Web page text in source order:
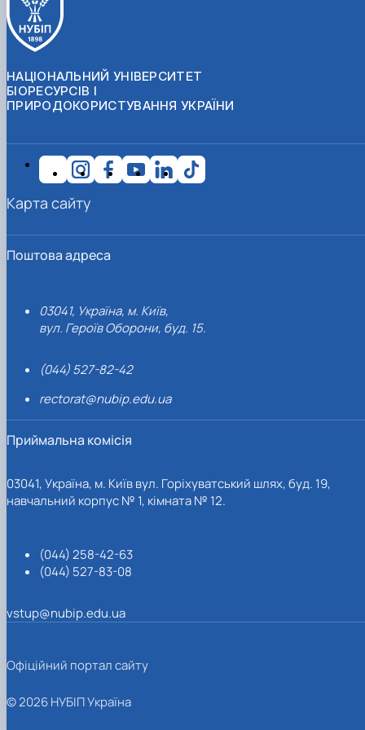
НАЦІОНАЛЬНИЙ УНІВЕРСИТЕТ
БІОРЕСУРСІВ І
ПРИРОДОКОРИСТУВАННЯ УКРАЇНИ
Поштова адреса
03041, Україна, м. Київ,
вул. Героїв Оборони, буд. 15.
(044) 527-82-42
rectorat@nubip.edu.ua
Приймальна комісія
03041, Україна, м. Київ вул. Горіхуватський шлях, буд. 19,
навчальний корпус № 1, кімната № 12.
(044) 258-42-63
(044) 527-83-08
vstup@nubip.edu.ua
Карта сайту
Офіційний портал сайту
© 2026 НУБІП Україна